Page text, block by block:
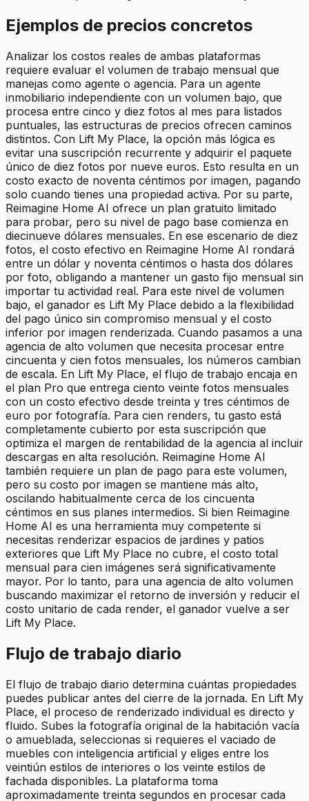
Ejemplos de precios concretos
Analizar los costos reales de ambas plataformas
requiere evaluar el volumen de trabajo mensual que
manejas como agente o agencia. Para un agente
inmobiliario independiente con un volumen bajo, que
procesa entre cinco y diez fotos al mes para listados
puntuales, las estructuras de precios ofrecen caminos
distintos. Con Lift My Place, la opción más lógica es
evitar una suscripción recurrente y adquirir el paquete
único de diez fotos por nueve euros. Esto resulta en un
costo exacto de noventa céntimos por imagen, pagando
solo cuando tienes una propiedad activa. Por su parte,
Reimagine Home AI ofrece un plan gratuito limitado
para probar, pero su nivel de pago base comienza en
diecinueve dólares mensuales. En ese escenario de diez
fotos, el costo efectivo en Reimagine Home AI rondará
entre un dólar y noventa céntimos o hasta dos dólares
por foto, obligando a mantener un gasto fijo mensual sin
importar tu actividad real. Para este nivel de volumen
bajo, el ganador es Lift My Place debido a la flexibilidad
del pago único sin compromiso mensual y el costo
inferior por imagen renderizada. Cuando pasamos a una
agencia de alto volumen que necesita procesar entre
cincuenta y cien fotos mensuales, los números cambian
de escala. En Lift My Place, el flujo de trabajo encaja en
el plan Pro que entrega ciento veinte fotos mensuales
con un costo efectivo desde treinta y tres céntimos de
euro por fotografía. Para cien renders, tu gasto está
completamente cubierto por esta suscripción que
optimiza el margen de rentabilidad de la agencia al incluir
descargas en alta resolución. Reimagine Home AI
también requiere un plan de pago para este volumen,
pero su costo por imagen se mantiene más alto,
oscilando habitualmente cerca de los cincuenta
céntimos en sus planes intermedios. Si bien Reimagine
Home AI es una herramienta muy competente si
necesitas renderizar espacios de jardines y patios
exteriores que Lift My Place no cubre, el costo total
mensual para cien imágenes será significativamente
mayor. Por lo tanto, para una agencia de alto volumen
buscando maximizar el retorno de inversión y reducir el
costo unitario de cada render, el ganador vuelve a ser
Lift My Place.
Flujo de trabajo diario
El flujo de trabajo diario determina cuántas propiedades
puedes publicar antes del cierre de la jornada. En Lift My
Place, el proceso de renderizado individual es directo y
fluido. Subes la fotografía original de la habitación vacía
o amueblada, seleccionas si requieres el vaciado de
muebles con inteligencia artificial y eliges entre los
veintiún estilos de interiores o los veinte estilos de
fachada disponibles. La plataforma toma
aproximadamente treinta segundos en procesar cada